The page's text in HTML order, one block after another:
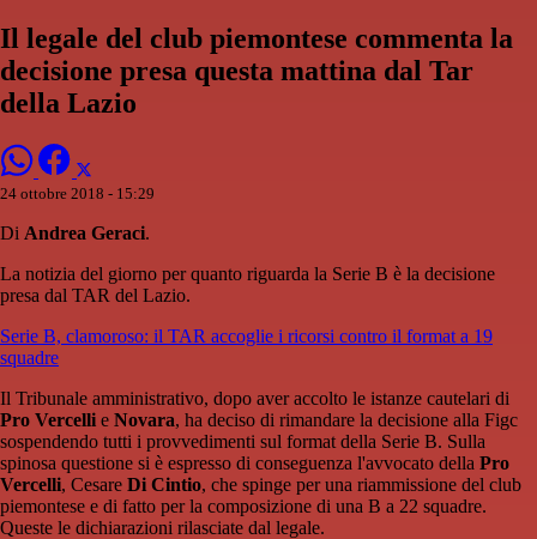
Il legale del club piemontese commenta la
decisione presa questa mattina dal Tar
della Lazio
24 ottobre 2018 - 15:29
Di Andrea Geraci.
La notizia del giorno per quanto riguarda la Serie B è la decisione
presa dal TAR del Lazio.
Serie B, clamoroso: il TAR accoglie i ricorsi contro il format a 19
squadre
Il Tribunale amministrativo, dopo aver accolto le istanze cautelari di
Pro Vercelli e Novara, ha deciso di rimandare la decisione alla Figc
sospendendo tutti i provvedimenti sul format della Serie B. Sulla
spinosa questione si è espresso di conseguenza l'avvocato della Pro
Vercelli, Cesare Di Cintio, che spinge per una riammissione del club
piemontese e di fatto per la composizione di una B a 22 squadre.
Queste le dichiarazioni rilasciate dal legale.